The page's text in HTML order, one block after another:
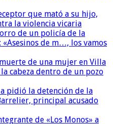
que mató a su hijo,
la violencia vicaria
de un policía de la
de m…, los vamos
de una mujer en Villa
cabeza dentro de un pozo
pidió la detención de la
principal acusado
de «Los Monos» a